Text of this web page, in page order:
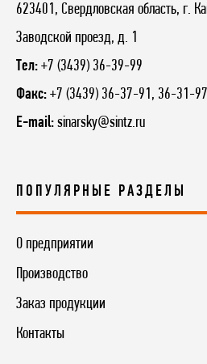
623401, Свердловская область, г.
Заводской проезд, д. 1
Тел: +7 (3439) 36-39-99
Факс: +7 (3439) 36-37-91, 36-31-97
E-mail: sinarsky@sintz.ru
ПОПУЛЯРНЫЕ РАЗДЕЛЫ
О предприятии
Производство
Заказ продукции
Контакты